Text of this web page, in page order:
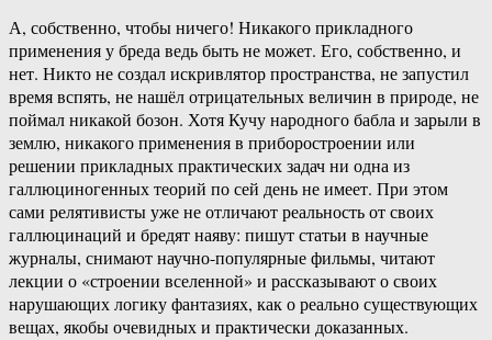
А, собственно, чтобы ничего! Никакого прикладного
применения у бреда ведь быть не может. Его, собственно, и
нет. Никто не создал искривлятор пространства, не запустил
время вспять, не нашёл отрицательных величин в природе, не
поймал никакой бозон. Хотя Кучу народного бабла и зарыли в
землю, никакого применения в приборостроении или
решении прикладных практических задач ни одна из
галлюциногенных теорий по сей день не имеет. При этом
сами релятивисты уже не отличают реальность от своих
галлюцинаций и бредят наяву: пишут статьи в научные
журналы, снимают научно-популярные фильмы, читают
лекции о «строении вселенной» и рассказывают о своих
нарушающих логику фантазиях, как о реально существующих
вещах, якобы очевидных и практически доказанных.